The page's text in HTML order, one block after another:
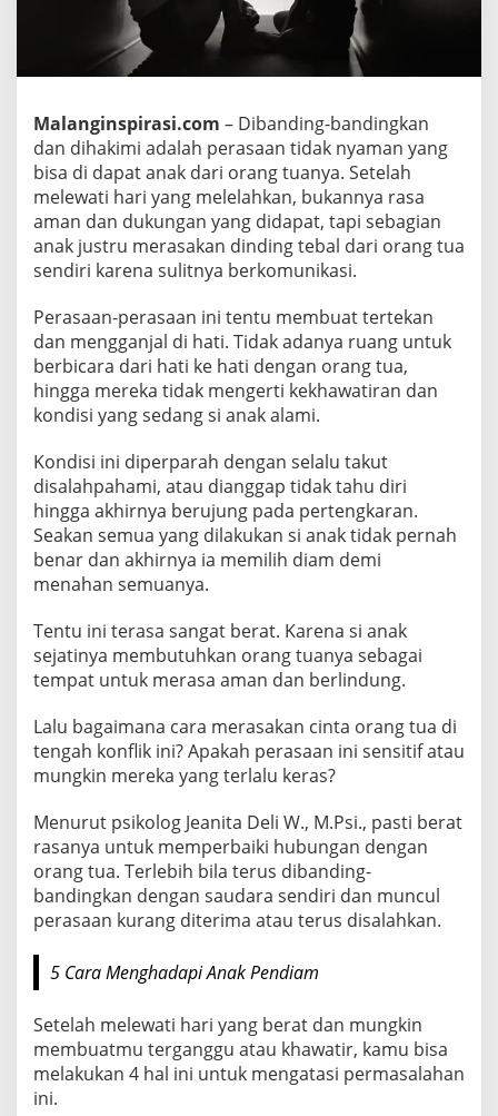
r
k
u
n
i
k
a
s
i
e
n
g
a
n
r
a
n
g
a
y
a
g
S
u
a
m
d
n
Malanginspirasi.com – Dibanding-bandingkan
dan dihakimi adalah perasaan tidak nyaman yang
bisa di dapat anak dari orang tuanya. Setelah
melewati hari yang melelahkan, bukannya rasa
aman dan dukungan yang didapat, tapi sebagian
anak justru merasakan dinding tebal dari orang tua
sendiri karena sulitnya berkomunikasi.
Perasaan-perasaan ini tentu membuat tertekan
dan mengganjal di hati. Tidak adanya ruang untuk
berbicara dari hati ke hati dengan orang tua,
hingga mereka tidak mengerti kekhawatiran dan
kondisi yang sedang si anak alami.
Kondisi ini diperparah dengan selalu takut
disalahpahami, atau dianggap tidak tahu diri
hingga akhirnya berujung pada pertengkaran.
Seakan semua yang dilakukan si anak tidak pernah
benar dan akhirnya ia memilih diam demi
menahan semuanya.
Tentu ini terasa sangat berat. Karena si anak
sejatinya membutuhkan orang tuanya sebagai
tempat untuk merasa aman dan berlindung.
Lalu bagaimana cara merasakan cinta orang tua di
tengah konflik ini? Apakah perasaan ini sensitif atau
mungkin mereka yang terlalu keras?
Menurut psikolog Jeanita Deli W., M.Psi., pasti berat
rasanya untuk memperbaiki hubungan dengan
orang tua. Terlebih bila terus dibanding-
bandingkan dengan saudara sendiri dan muncul
perasaan kurang diterima atau terus disalahkan.
5 Cara Menghadapi Anak Pendiam
Setelah melewati hari yang berat dan mungkin
membuatmu terganggu atau khawatir, kamu bisa
melakukan 4 hal ini untuk mengatasi permasalahan
ini.